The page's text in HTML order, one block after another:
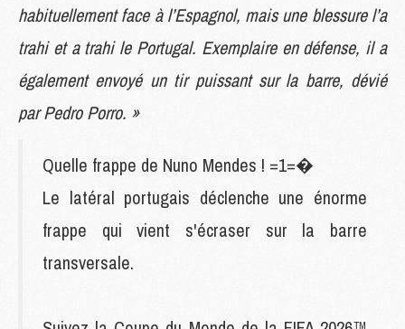
habituellement face à l’Espagnol, mais une blessure l’a
trahi et a trahi le Portugal. Exemplaire en défense, il a
également envoyé un tir puissant sur la barre, dévié
par Pedro Porro. »
Quelle frappe de Nuno Mendes ! =1=�
Le latéral portugais déclenche une énorme
frappe qui vient s'écraser sur la barre
transversale.